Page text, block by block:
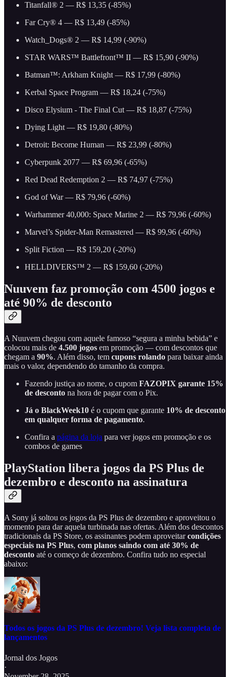
Titanfall® 2 — R$ 13,35 (-85%)
Far Cry® 4 — R$ 13,49 (-85%)
Watch_Dogs® 2 — R$ 14,99 (-90%)
STAR WARS™ Battlefront™ II — R$ 15,90 (-90%)
Batman™: Arkham Knight — R$ 17,99 (-80%)
Kerbal Space Program — R$ 18,24 (-75%)
Disco Elysium - The Final Cut — R$ 18,87 (-75%)
Dying Light — R$ 19,80 (-80%)
Detroit: Become Human — R$ 23,99 (-80%)
Cyberpunk 2077 — R$ 69,96 (-65%)
Red Dead Redemption 2 — R$ 74,97 (-75%)
God of War — R$ 79,96 (-60%)
Warhammer 40,000: Space Marine 2 — R$ 79,96 (-60%)
Marvel’s Spider-Man Remastered — R$ 99,96 (-60%)
Split Fiction — R$ 159,20 (-20%)
HELLDIVERS™ 2 — R$ 159,60 (-20%)
Nuuvem faz promoção com 4500 jogos e
até 90% de desconto
A Nuuvem chegou com aquele famoso “segura a minha bebida” e
colocou mais de 4.500 jogos em promoção — com descontos que
chegam a 90%. Além disso, tem cupons rolando para baixar ainda
mais o valor, dependendo do tamanho da compra.
Fazendo justiça ao nome, o cupom FAZOPIX garante 15%
de desconto na hora de pagar com o Pix.
Já o BlackWeek10 é o cupom que garante 10% de desconto
em qualquer forma de pagamento.
Confira a página da loja para ver jogos em promoção e os
combos de games
PlayStation libera jogos da PS Plus de
dezembro e desconto na assinatura
A Sony já soltou os jogos da PS Plus de dezembro e aproveitou o
momento para dar aquela turbinada nas ofertas. Além dos descontos
tradicionais da PS Store, os assinantes podem aproveitarcondições
especiais na PS Plus, com planos saindo com até 30% de
desconto até o começo de dezembro. Confira tudo no especial
abaixo:
Todos os jogos da PS Plus de dezembro! Veja lista completa de
lançamentos
Jornal dos Jogos
·